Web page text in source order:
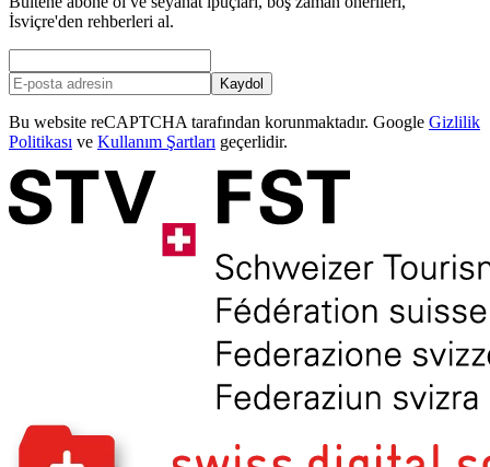
İsviçre'den rehberleri al.
Kaydol
Bu website reCAPTCHA tarafından korunmaktadır. Google Gizlilik
Politikası ve Kullanım Şartları geçerlidir.